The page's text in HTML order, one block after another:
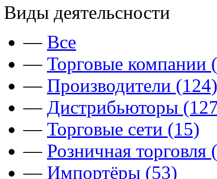
Виды деятельсности
— Все
— Торговые компании
— Производители (124)
— Дистрибьюторы
— Торговые сети (15)
— Розничная торговля
— Импортёры (53)